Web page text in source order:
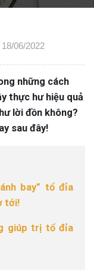
06/2022
những cách
thực hư hiệu quả
lời đồn không?
sau đây!
bay” tổ đỉa
tới!
giúp trị tổ đỉa